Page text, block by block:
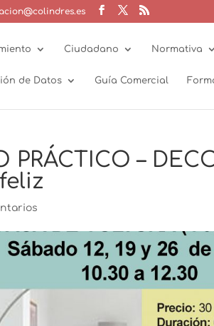
Ciudadano Normativa
de Datos Guía Comercial
PRÁCTICO –